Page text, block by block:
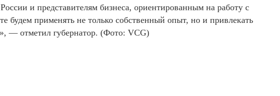
и представителям бизнеса, ориентированным на работу с
будем применять не только собственный опыт, но и привлекать
— отметил губернатор. (Фото: VCG)